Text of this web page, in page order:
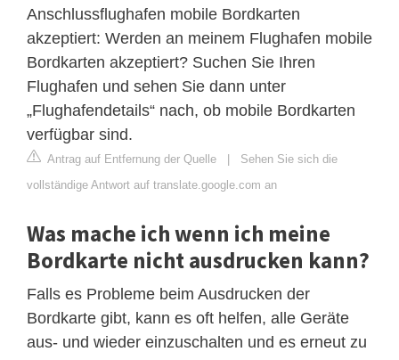
Anschlussflughafen mobile Bordkarten
akzeptiert: Werden an meinem Flughafen mobile
Bordkarten akzeptiert? Suchen Sie Ihren
Flughafen und sehen Sie dann unter
„Flughafendetails“ nach, ob mobile Bordkarten
verfügbar sind.
Antrag auf Entfernung der Quelle | Sehen Sie sich die
vollständige Antwort auf translate.google.com an
Was mache ich wenn ich meine
Bordkarte nicht ausdrucken kann?
Falls es Probleme beim Ausdrucken der
Bordkarte gibt, kann es oft helfen, alle Geräte
aus- und wieder einzuschalten und es erneut zu